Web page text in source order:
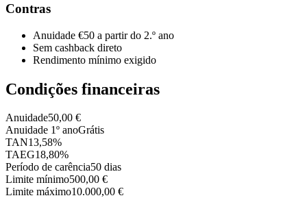
Contras
Anuidade €50 a partir do 2.º ano
Sem cashback direto
Rendimento mínimo exigido
Condições financeiras
Anuidade50,00 €
Anuidade 1º anoGrátis
TAN13,58%
TAEG18,80%
Período de carência50 dias
Limite mínimo500,00 €
Limite máximo10.000,00 €